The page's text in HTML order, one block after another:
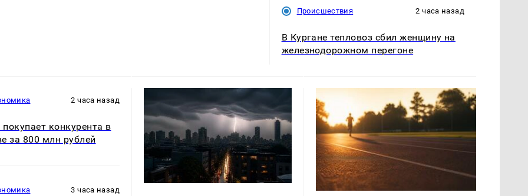
Происшествия 2 часа назад
В Кургане тепловоз сбил женщину на
железнодорожном перегоне
2 часа назад
покупает конкурента в
за 800 млн рублей
3 часа назад